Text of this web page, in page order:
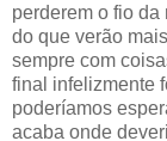
perderem o fio
do que verão
sempre com
final infelizmente
poderíamos
acaba onde